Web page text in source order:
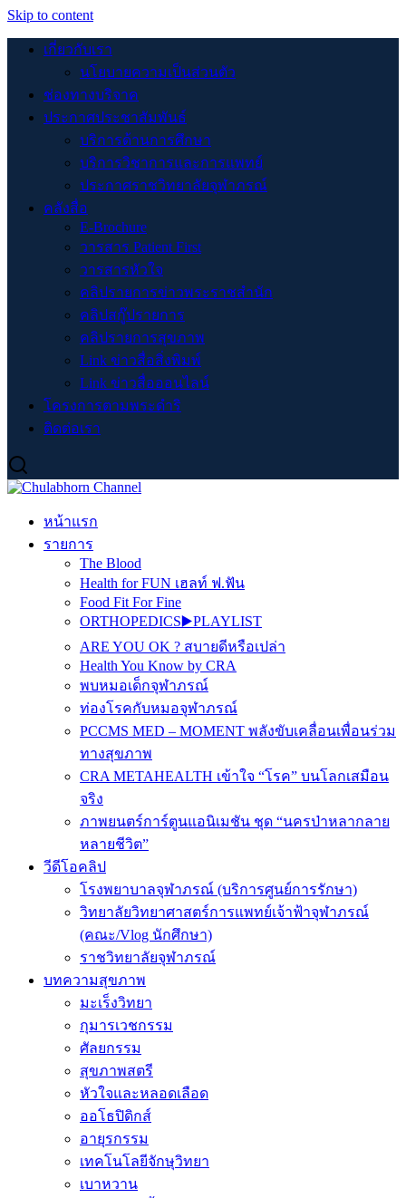
Skip to content
เกี่ยวกับเรา
นโยบายความเป็นส่วนตัว
ช่องทางบริจาค
ประกาศประชาสัมพันธ์
บริการด้านการศึกษา
บริการวิชาการและการแพทย์
ประกาศราชวิทยาลัยจุฬาภรณ์
คลังสื่อ
E-Brochure
วารสาร Patient First
วารสารหัวใจ
คลิปรายการข่าวพระราชสำนัก
คลิปสกู๊ปรายการ
คลิปรายการสุขภาพ
Link ข่าวสื่อสิ่งพิมพ์
Link ข่าวสื่อออนไลน์
โครงการตามพระดำริ
ติดต่อเรา
หน้าแรก
รายการ
The Blood
Health for FUN เฮลท์ ฟ.ฟัน
Food Fit For Fine
ORTHOPEDICS▶️PLAYLIST
ARE YOU OK ? สบายดีหรือเปล่า
Health You Know by CRA
พบหมอเด็กจุฬาภรณ์
ท่องโรคกับหมอจุฬาภรณ์
PCCMS MED – MOMENT พลังขับเคลื่อนเพื่อนร่วม
ทางสุขภาพ
CRA METAHEALTH เข้าใจ “โรค” บนโลกเสมือน
จริง
ภาพยนตร์การ์ตูนแอนิเมชัน ชุด “นครป่าหลากลาย
หลายชีวิต”
วีดีโอคลิป
โรงพยาบาลจุฬาภรณ์ (บริการศูนย์การรักษา)
วิทยาลัยวิทยาศาสตร์การแพทย์เจ้าฟ้าจุฬาภรณ์
(คณะ/Vlog นักศึกษา)
ราชวิทยาลัยจุฬาภรณ์
บทความสุขภาพ
มะเร็งวิทยา
กุมารเวชกรรม
ศัลยกรรม
สุขภาพสตรี
หัวใจและหลอดเลือด
ออโธปิดิกส์
อายุรกรรม
เทคโนโลยีจักษุวิทยา
เบาหวาน